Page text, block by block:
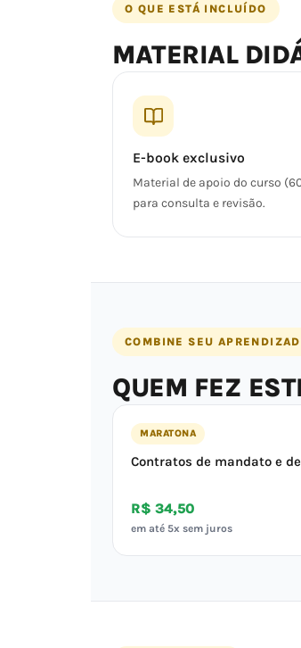
O QUE ESTÁ INCLUÍDO
MATERIAL
E-book exclusivo
Material de apoio do curso
para consulta e revisão.
COMBINE SEU
QUEM FEZ
MARATONA
Contratos de mandato e
R$ 34,50
em até 5x sem juros